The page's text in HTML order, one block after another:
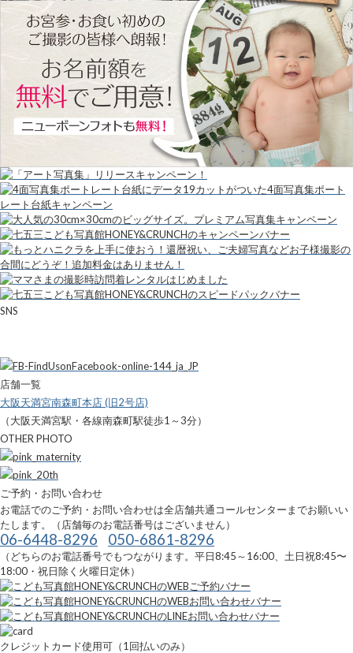
SNS
店舗一覧
大阪天満宮南森町本店 (旧2号店)
（大阪天満宮駅・各線南森町駅徒歩1～3分）
OTHER PHOTO
ご予約・お問い合わせ
お電話でのご予約・お問い合わせは全店舗共通コールセンターまでお願いい
たします。（店舗毎のお電話番号はございません）
06-6448-8296 050-6861-8296
（どちらのお電話番号でもつながります。平日8:45～16:00、土日祝8:45〜
18:00・祝日除く火曜日定休）
クレジットカード使用可（1回払いのみ）